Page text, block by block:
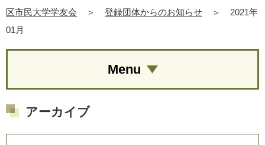
区市民大学学友会
＞ 登録団体からのお知らせ ＞
2021年
01月
Menu
アーカイブ